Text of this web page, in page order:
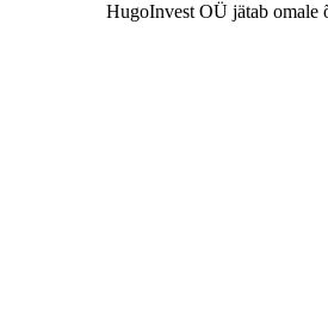
HugoInvest OÜ jätab omale